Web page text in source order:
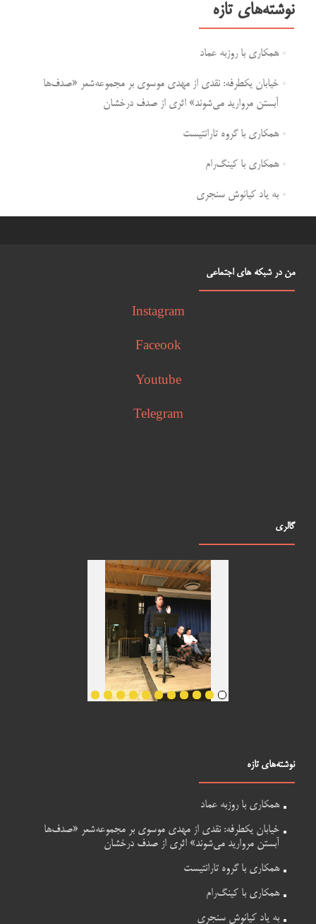
نوشته‌های تازه
همکاری با روزبه عماد
خیابان یکطرفه: نقدی از مهدی موسوی بر مجموعه‌شعر «صدف‌ها
آبستن مروارید می‌شوند» اثری از صدف درخشان
همکاری با گروه تارانتیست
همکاری با کینگ‌رام
به یاد کیانوش سنجری
من در شبکه های اجتماعی
Instagram
Faceook
Youtube
Telegram
گالری
نوشته‌های تازه
همکاری با روزبه عماد
خیابان یکطرفه: نقدی از مهدی موسوی بر مجموعه‌شعر «صدف‌ها
آبستن مروارید می‌شوند» اثری از صدف درخشان
همکاری با گروه تارانتیست
همکاری با کینگ‌رام
به یاد کیانوش سنجری